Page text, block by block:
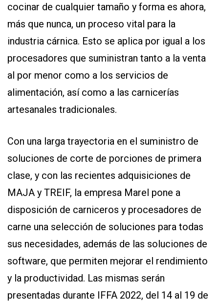
AYUDA
TÉRMINOS
Y
POLÍTICAS
PRIVACIDAD
MAPA
DEL
SITIO
QUIENES
cocinar de cualquier tamaño y forma es ahora,
más que nunca, un proceso vital para la
industria cárnica. Esto se aplica por igual a los
procesadores que suministran tanto a la venta
al por menor como a los servicios de
alimentación, así como a las carnicerías
artesanales tradicionales.
Con una larga trayectoria en el suministro de
soluciones de corte de porciones de primera
clase, y con las recientes adquisiciones de
MAJA y TREIF, la empresa Marel pone a
disposición de carniceros y procesadores de
carne una selección de soluciones para todas
sus necesidades, además de las soluciones de
software, que permiten mejorar el rendimiento
y la productividad. Las mismas serán
presentadas durante IFFA 2022, del 14 al 19 de